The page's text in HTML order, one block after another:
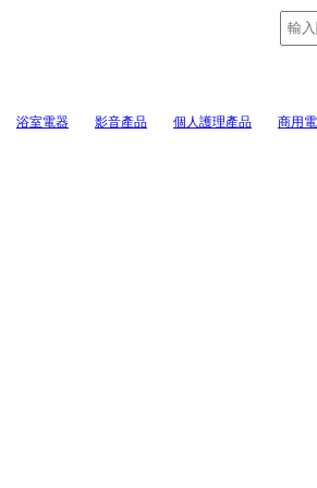
浴室電器 影音產品 個人護理產品 商用